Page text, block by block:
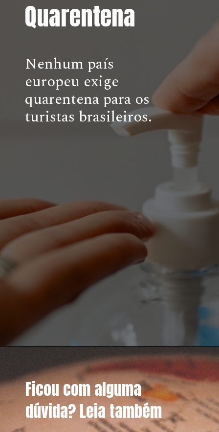
Quarentena
.
Nenhum país
europeu exige
quarentena para os
turistas brasileiros.
Ficou com alguma
dúvida? Leia também